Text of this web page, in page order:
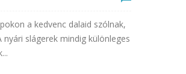
a kedvenc dalaid szólnak,
slágerek mindig különleges